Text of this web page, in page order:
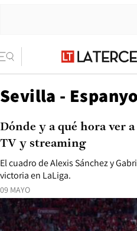
Sevilla -
09 MAYO
El cuadro de Alexis Sánchez y
victoria en LaLiga.
Dónde y a qué hora ver
TV y streaming